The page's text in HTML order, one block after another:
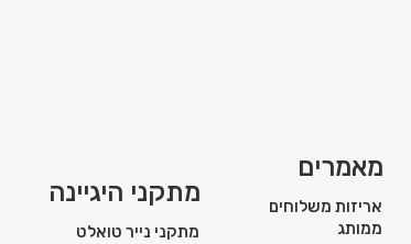
מאמרים
אריזות משלוחים
ממותג
מתקני היגיינה
מתקני נייר טואלט